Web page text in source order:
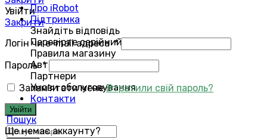
Про iRobot
Підтримка
Знайдіть відповідь
Перевірте серійний номер
Правила магазину
Авторизований сервіс
Партнери
Умови обслуговування
Контакти
Пошук
Увійти
Закрити
Логін чи e-mail адреса*
Пароль*
Запам'ятати мене Втратили свій пароль?
Увійти
Ще немає аккаунту?